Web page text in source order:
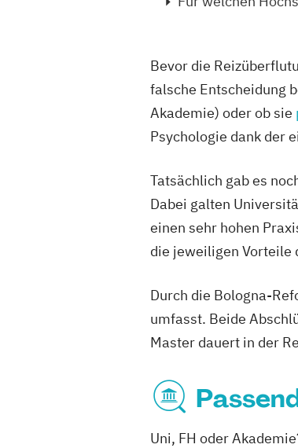
Bevor die
falsche Entscheidung
Akademie) oder ob sie
Psychologie dank der
Tatsächlich gab es
Dabei galten
einen sehr hohen
die jeweiligen Vorteile
Durch die Bologna-
umfasst. Beide
Master dauert in der
Uni, FH oder